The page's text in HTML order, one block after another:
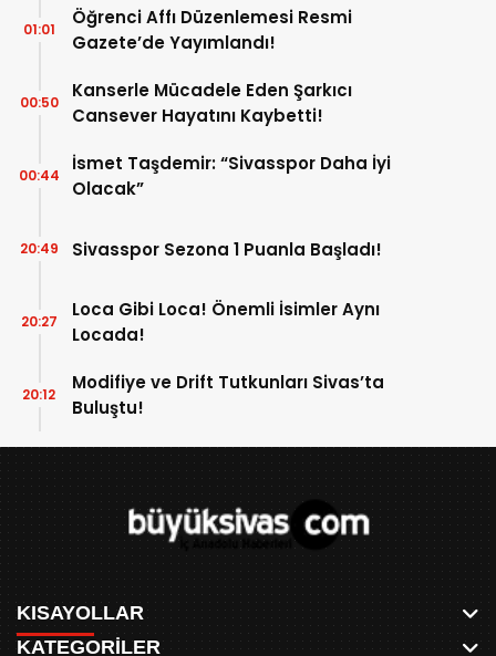
Öğrenci Affı Düzenlemesi Resmi
Gazete’de Yayımlandı!
01:01
Kanserle Mücadele Eden Şarkıcı
Cansever Hayatını Kaybetti!
00:50
İsmet Taşdemir: “Sivasspor Daha İyi
Olacak”
00:44
Sivasspor Sezona 1 Puanla Başladı!
20:49
Loca Gibi Loca! Önemli İsimler Aynı
Locada!
20:27
Modifiye ve Drift Tutkunları Sivas’ta
Buluştu!
20:12
KISAYOLLAR
KATEGORİLER